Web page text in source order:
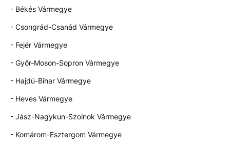
- Békés Vármegye
- Csongrád-Csanád Vármegye
- Fejér Vármegye
- Győr-Moson-Sopron Vármegye
- Hajdú-Bihar Vármegye
- Heves Vármegye
- Jász-Nagykun-Szolnok Vármegye
- Komárom-Esztergom Vármegye